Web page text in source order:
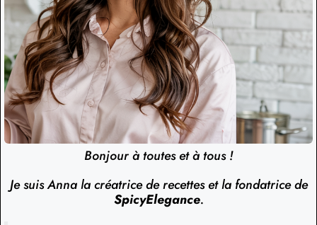
Bonjour à toutes et à tous !
Je suis Anna la créatrice de recettes et la fondatrice de
SpicyElegance.